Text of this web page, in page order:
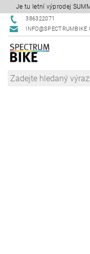
Je tu letní výprodej
386322071